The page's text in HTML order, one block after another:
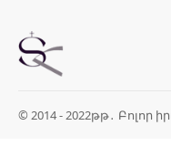
© 2014 - 2022թթ․